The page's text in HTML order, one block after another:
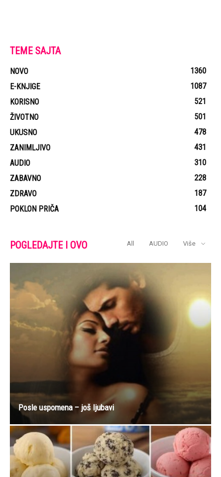
TEME SAJTA
NOVO
1360
E-KNJIGE
1087
KORISNO
521
ŽIVOTNO
501
UKUSNO
478
ZANIMLJIVO
431
AUDIO
310
ZABAVNO
228
ZDRAVO
187
POKLON PRIČA
104
POGLEDAJTE I OVO All AUDIO Više
Posle uspomena – još ljubavi